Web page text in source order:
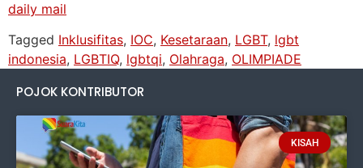
daily mail
Tagged Inklusifitas, IOC, Kesetaraan, LGBT, lgbt
indonesia, LGBTIQ, lgbtqi, Olahraga, OLIMPIADE
POJOK KONTRIBUTOR
KISAH